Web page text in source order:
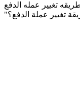
تغيير عمله الدفع
تغيير عملة الدفع؟"